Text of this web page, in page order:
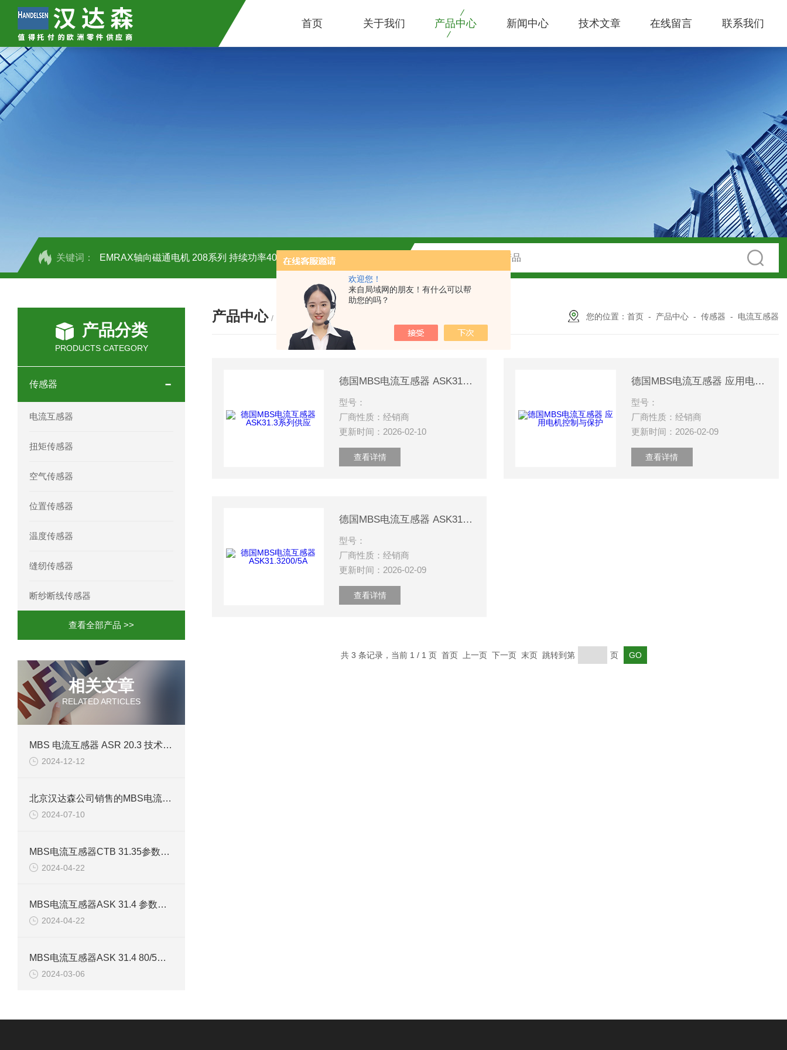
欢迎您！
来自局域网的朋友！有什么可以帮
助您的吗？
首页 关于我们 产品中心 新闻中心 技术文章 在线留言 联系我们
关键词： EMRAX轴向磁通电机 208系列 持续功率40kw
OEMER三相同步电机MTES 132SB/2参数及应用
OEMER三相同步电机MTES 160MA/2参数及应用
OEMER电机QLS 180M环保农业领域应用
mini motor电机MC230P3T 20- B参数特点介绍
AC-motoren交流电机FCA 132S-4/PHE参数介绍
AC-motoren交流电机ACM 160M-4参数介绍
AC-MOTOREN电机FCPA 80B-6参数介绍
AC-MOTOREN电机FCPA 71B-2参数介绍
产品分类
PRODUCTS CATEGORY
传感器
电流互感器
扭矩传感器
空气传感器
位置传感器
温度传感器
缝纫传感器
断纱断线传感器
查看全部产品 >>
相关文章
RELATED ARTICLES
MBS 电流互感器 ASR 20.3 技术参数
2024-12-12
北京汉达森公司销售的MBS电流互感器CTB 31.35 60/1A技术介绍
2024-07-10
MBS电流互感器CTB 31.35参数特点及案例
2024-04-22
MBS电流互感器ASK 31.4 参数特点及案例
2024-04-22
MBS电流互感器ASK 31.4 80/5技术参数及应用介绍
2024-03-06
产品中心 / PRODUCTS 您的位置： 首页 - 产品中心 - 传感器 - 电流互感器
德国MBS电流互感器 ASK31.3系列供应
型号：
厂商性质：经销商
更新时间：2026-02-10
查看详情
德国MBS电流互感器 应用电机控制与保护
型号：
厂商性质：经销商
更新时间：2026-02-09
查看详情
德国MBS电流互感器 ASK31.3200/5A
型号：
厂商性质：经销商
更新时间：2026-02-09
查看详情
共 3 条记录，当前 1 / 1 页 首页 上一页 下一页 末页 跳转到第 页